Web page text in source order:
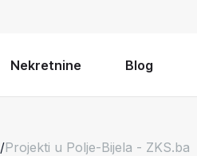
Nekretnine Blog
/Projekti u Polje-Bijela - ZKS.ba